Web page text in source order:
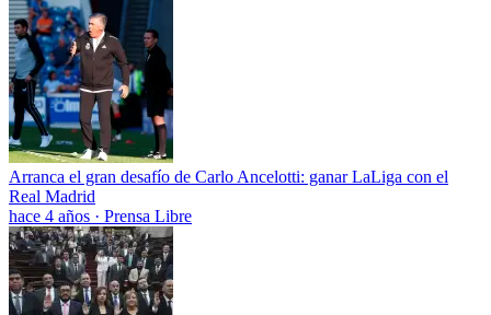
Arranca el gran desafío de Carlo Ancelotti: ganar LaLiga con el
Real Madrid
hace 4 años · Prensa Libre